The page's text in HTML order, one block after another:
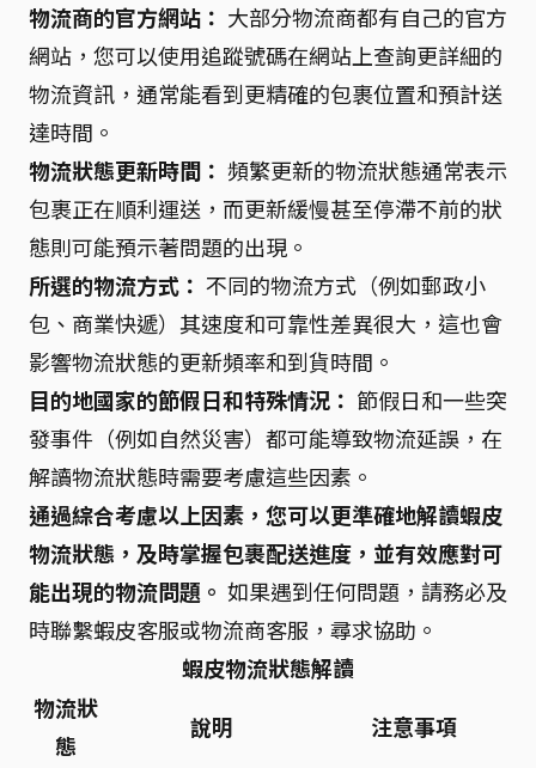
物流商的官方網站： 大部分物流商都有自己的官方
網站，您可以使用追蹤號碼在網站上查詢更詳細的
物流資訊，通常能看到更精確的包裹位置和預計送
達時間。
物流狀態更新時間： 頻繁更新的物流狀態通常表示
包裹正在順利運送，而更新緩慢甚至停滯不前的狀
態則可能預示著問題的出現。
所選的物流方式： 不同的物流方式（例如郵政小
包、商業快遞）其速度和可靠性差異很大，這也會
影響物流狀態的更新頻率和到貨時間。
目的地國家的節假日和特殊情況： 節假日和一些突
發事件（例如自然災害）都可能導致物流延誤，在
解讀物流狀態時需要考慮這些因素。
通過綜合考慮以上因素，您可以更準確地解讀蝦皮
物流狀態，及時掌握包裹配送進度，並有效應對可
能出現的物流問題。 如果遇到任何問題，請務必及
時聯繫蝦皮客服或物流商客服，尋求協助。
蝦皮物流狀態解讀
物流狀
態
說明 注意事項